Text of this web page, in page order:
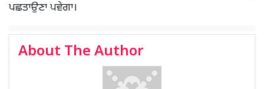
ਪਛਤਾਉਣਾ ਪਵੇਗਾ।
About The Author